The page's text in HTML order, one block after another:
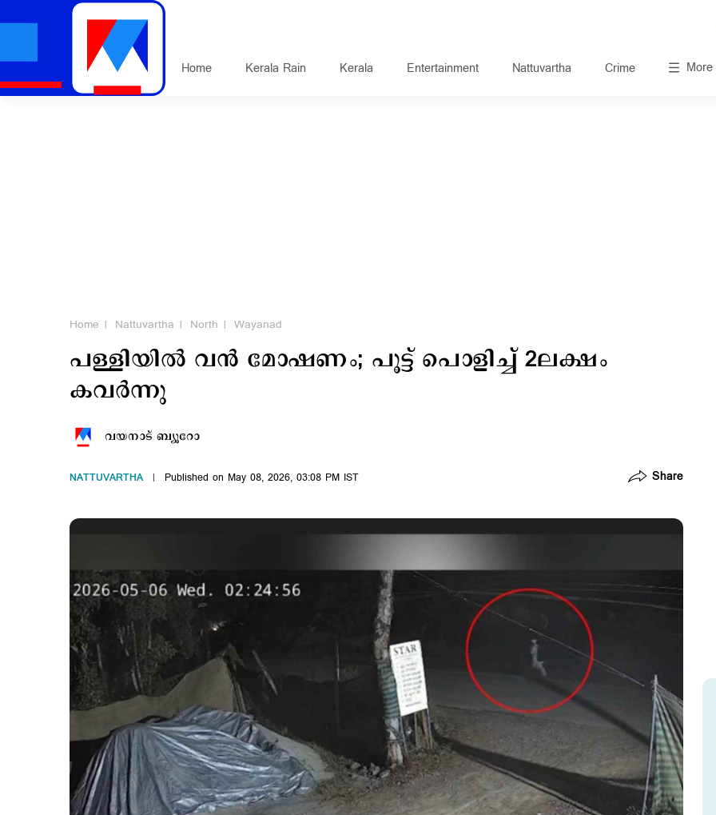
Home Kerala Rain Kerala Entertainment Nattuvartha Crime More
Home Nattuvartha North Wayanad
പള്ളിയിൽ വൻ മോഷണം; പൂട്ട് പൊളിച്ച് 2ലക്ഷം
കവര്‍ന്നു
വയനാട് ബ്യൂറോ
NATTUVARTHA Published on May 08, 2026, 03:08 PM IST Share